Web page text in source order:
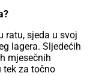
ratu, sjeda u svoj
lagera. Sljedećih
mjesečnih
tek za točno